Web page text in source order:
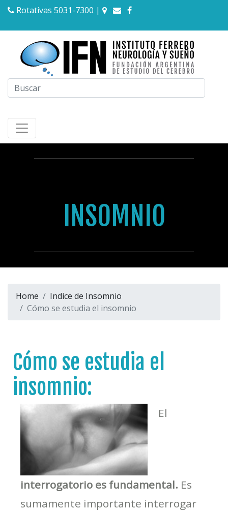
Rotativas 5031-7300 |
INSOMNIO
Home
Indice de Insomnio
Cómo se estudia el insomnio
Cómo se estudia el
insomnio:
El
interrogatorio es fundamental. Es
sumamente importante interrogar